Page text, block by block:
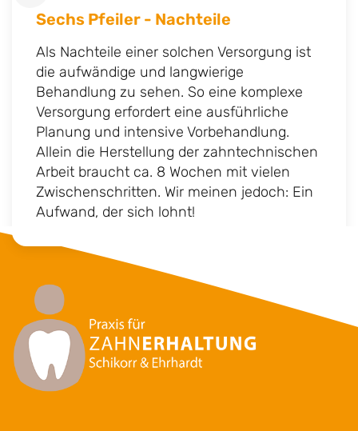
Sechs Pfeiler - Nachteile
Als Nachteile einer solchen Versorgung ist
die aufwändige und langwierige
Behandlung zu sehen. So eine komplexe
Versorgung erfordert eine ausführliche
Planung und intensive Vorbehandlung.
Allein die Herstellung der zahntechnischen
Arbeit braucht ca. 8 Wochen mit vielen
Zwischenschritten. Wir meinen jedoch: Ein
Aufwand, der sich lohnt!